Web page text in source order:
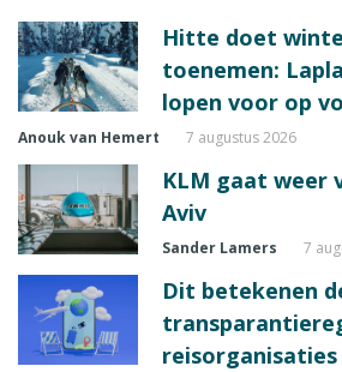
Hitte doet
toenemen:
lopen voor op
Anouk van Hemert 7 augustus 2026
KLM gaat weer
Aviv
Sander Lamers 7
Dit betekenen
reisorganisaties